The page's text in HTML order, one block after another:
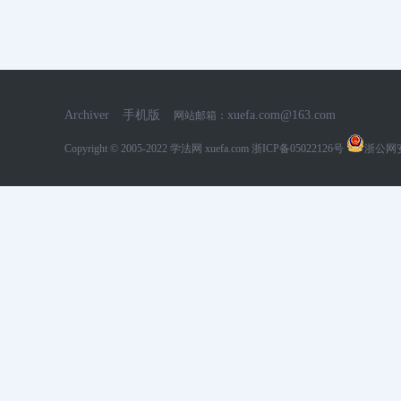
Archiver 手机版 网站邮箱： xuefa.com@163.com
Copyright © 2005-2022 学法网 xuefa.com 浙ICP备05022126号 浙公网